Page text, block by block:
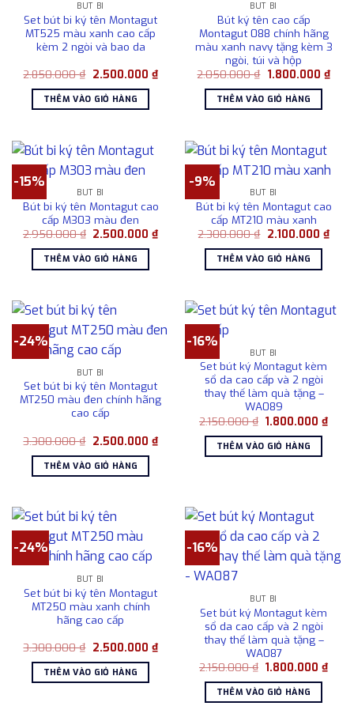
BÚT BI
Set bút bi ký tên Montagut
MT525 màu xanh cao cấp
kèm 2 ngòi và bao da
2.850.000₫ Giá
là:
2.850.000 ₫.
2.500.000 ₫Giá
hiện
2.500.000 ₫.
THÊM VÀO GIỎ HÀNG
BÚT BI
Bút ký tên cao cấp
Montagut 088 chính hãng
màu xanh navy tặng kèm 3
ngòi, túi và hộp
2.050.000₫ Giá
là:
2.050.000 ₫.
1.800.000 ₫Giá
hiện
THÊM VÀO GIỎ HÀNG
-15%
BÚT BI
Bút bi ký tên Montagut cao
cấp M303 màu đen
2.950.000₫ Giá
là:
2.950.000 ₫.
2.500.000₫Giá
2.500.000 ₫.
THÊM VÀO GIỎ HÀNG
-9%
BÚT BI
Bút bi ký tên Montagut cao
cấp MT210 màu xanh
2.300.000₫ Giá
là:
2.300.000 ₫.
2.100.000 ₫Giá
THÊM VÀO GIỎ HÀNG
-24%
BÚT BI
Set bút bi ký tên Montagut
MT250 màu đen chính hãng
cao cấp
3.300.000₫ Giá
là:
3.300.000 ₫.
2.500.000 ₫Giá
hiện
THÊM VÀO GIỎ HÀNG
-16%
BÚT BI
Set bút ký Montagut kèm
sổ da cao cấp và 2 ngòi
thay thế làm quà tặng –
WA089
2.150.000₫ Giá
là:
2.150.000 ₫.
1.800.000₫Giá
hiện
THÊM VÀO GIỎ HÀNG
-24%
BÚT BI
Set bút bi ký tên Montagut
MT250 màu xanh chính
hãng cao cấp
3.300.000₫ Giá
là:
3.300.000 ₫.
2.500.000 ₫Giá
hiện
2.500.000 ₫.
THÊM VÀO GIỎ HÀNG
-16%
BÚT BI
Set bút ký Montagut kèm
sổ da cao cấp và 2 ngòi
thay thế làm quà tặng –
WA087
2.150.000₫ Giá
là:
2.150.000 ₫.
1.800.000₫Giá
hiện
THÊM VÀO GIỎ HÀNG